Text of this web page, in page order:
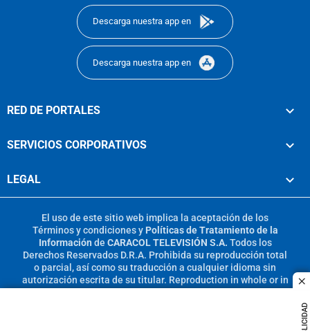
Descarga nuestra app en
Descarga nuestra app en
RED DE PORTALES
SERVICIOS CORPORATIVOS
LEGAL
El uso de este sitio web implica la aceptación de los
Términos y condicionesy Políticas de Tratamiento de la
Información de CARACOL TELEVISIÓN S.A. Todos los
Derechos Reservados D.R.A. Prohibida su reproducción total
o parcial, así como su traducción a cualquier idioma sin
autorización escrita de su titular. Reproduction in whole or in